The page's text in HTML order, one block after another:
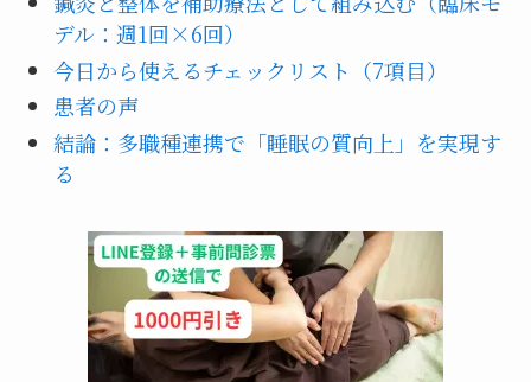
デル：週1回×6回）
今日から使えるチェックリスト（7項目）
患者の声
結論：多職種連携で「睡眠の質向上」を実現す
る